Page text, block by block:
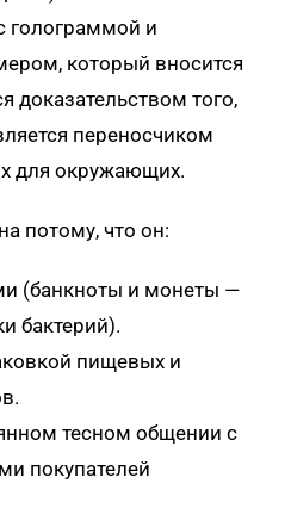
голограммой и
который вносится
доказательством того,
переносчиком
для окружающих.
потому, что он:
(банкноты и монеты —
бактерий).
пищевых и
тесном общении с
покупателей